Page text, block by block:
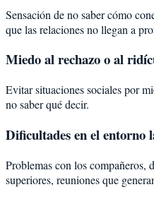
Sensación de no saber cómo
que las relaciones no llegan a
Miedo al rechazo o al
Evitar situaciones sociales por
no saber qué decir.
Dificultades en el entorno
Problemas con los compañeros,
superiores, reuniones que